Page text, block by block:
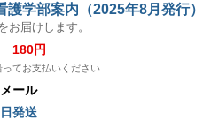
護学部案内（2025年8月発行）
お届けします。
180円
てお支払いください
ール
発送